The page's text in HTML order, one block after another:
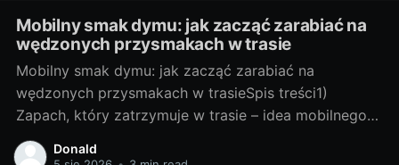
Mobilny smak dymu: jak zacząć zarabiać na
wędzonych przysmakach w trasie
Mobilny smak dymu: jak zacząć zarabiać na
wędzonych przysmakach w trasieSpis treści1)
Zapach, który zatrzymuje w trasie – idea mobilnego
wędzenia- Dlaczego dym “sprzedaje się” na kołach-
Kto kupuje: kierowcy, turyści, lokalni- Gdzie stanąć:
Donald